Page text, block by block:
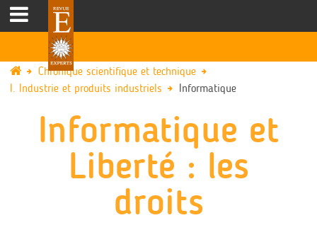
Chronique scientifique et technique
I. Industrie et produits industriels
Informatique
Informatique et
Liberté : les
droits